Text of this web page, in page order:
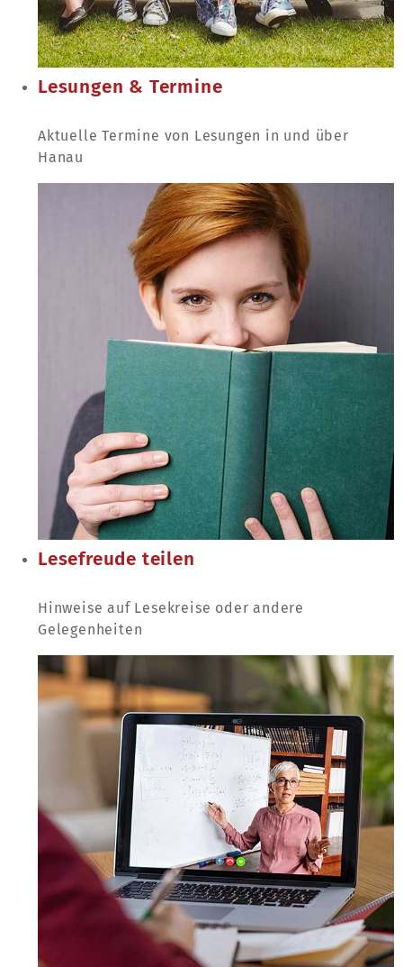
Lesungen & Termine
Aktuelle Termine von Lesungen in und über
Hanau
Lesefreude teilen
Hinweise auf Lesekreise oder andere
Gelegenheiten